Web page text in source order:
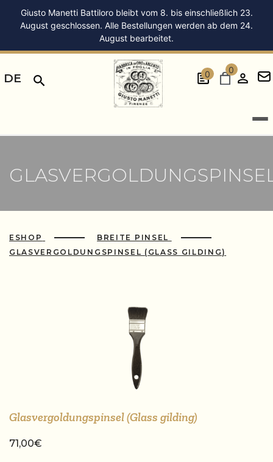
Giusto Manetti Battiloro bleibt vom 8. bis einschließlich 23.
August geschlossen. Alle Bestellungen werden ab dem 24.
August bearbeitet.
DE 0 0
ESHOP
BREITE PINSEL
GLASVERGOLDUNGSPINSEL (GLASS GILDING)
Glasvergoldungspinsel (Glass gilding)
71,00€